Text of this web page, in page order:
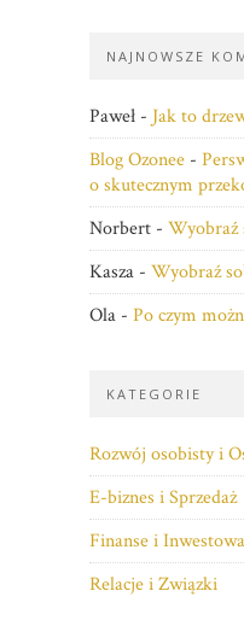
NAJNOWSZE
Paweł - Jak to
Blog Ozonee -
o skutecznym
Norbert - Wyobraź
Kasza - Wyobraź
Ola - Po czym
KATEGORIE
Rozwój osobisty i
E-biznes i Sprzedaż
Finanse i
Relacje i Związki